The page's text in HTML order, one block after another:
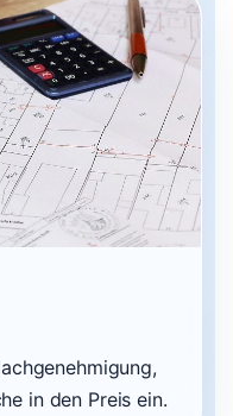
in den Preis ein.